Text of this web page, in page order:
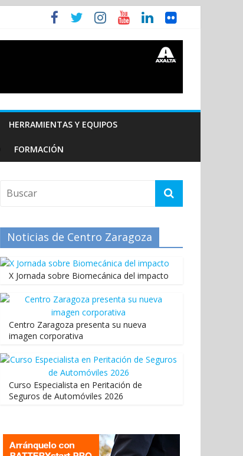
HERRAMIENTAS Y EQUIPOS
FORMACIÓN
Noticias de Centro Zaragoza
X Jornada sobre Biomecánica del impacto
Centro Zaragoza presenta su nueva
imagen corporativa
Curso Especialista en Peritación de
Seguros de Automóviles 2026